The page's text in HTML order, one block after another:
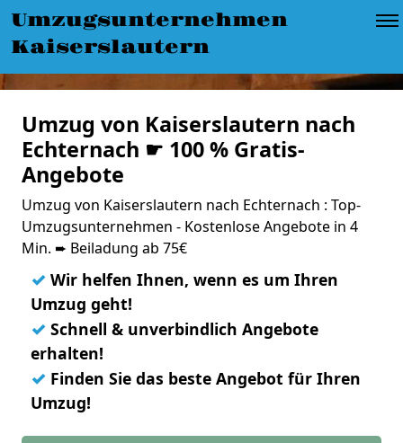
Umzugsunternehmen
Kaiserslautern
Umzug von Kaiserslautern nach
Echternach ☛ 100 % Gratis-
Angebote
Umzug von Kaiserslautern nach Echternach : Top-
Umzugsunternehmen - Kostenlose Angebote in 4
Min. ➨ Beiladung ab 75€
✓ Wir helfen Ihnen, wenn es um Ihren
Umzug geht!
✓ Schnell & unverbindlich Angebote
erhalten!
✓ Finden Sie das beste Angebot für Ihren
Umzug!